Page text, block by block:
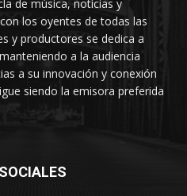
de música, noticias y
los oyentes de todas las
y productores se dedica a
a la audiencia
a su innovación y conexión
siendo la emisora preferida